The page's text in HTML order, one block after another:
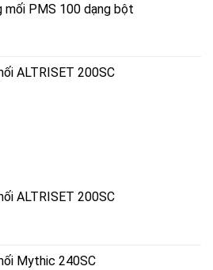
mối PMS 100 dạng bột
ALTRISET 200SC
ALTRISET 200SC
Mythic 240SC